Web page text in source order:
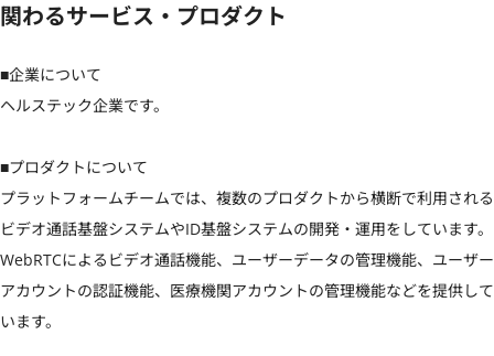
関わるサービス・プロダクト
■企業について
ヘルステック企業です。
■プロダクトについて
プラットフォームチームでは、複数のプロダクトから横断で利用される
ビデオ通話基盤システムやID基盤システムの開発・運用をしています。
WebRTCによるビデオ通話機能、ユーザーデータの管理機能、ユーザー
アカウントの認証機能、医療機関アカウントの管理機能などを提供して
います。